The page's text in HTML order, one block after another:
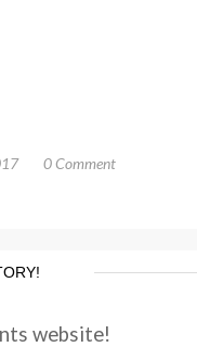
0 Comment
website!